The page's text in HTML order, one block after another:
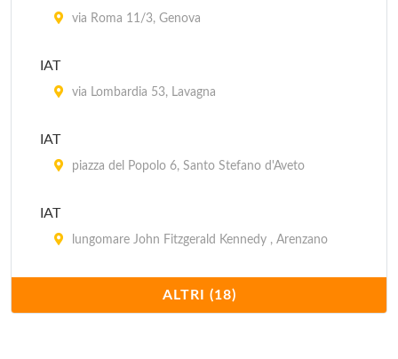
via Roma 11/3, Genova
IAT
via Lombardia 53, Lavagna
IAT
piazza del Popolo 6, Santo Stefano d'Aveto
IAT
lungomare John Fitzgerald Kennedy , Arenzano
piazza Sant'Antonio 10, Sestri Levante
ALTRI (18)